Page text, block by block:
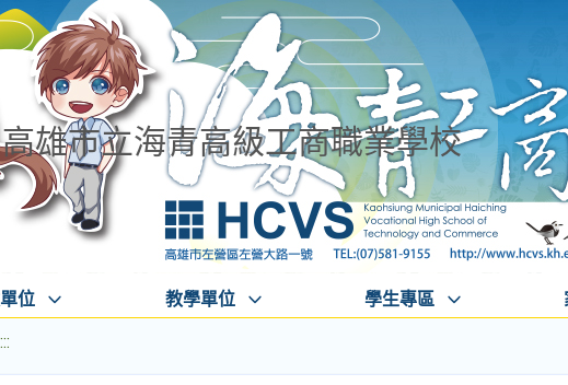
高雄市立海青高級工商職業學校
位 教學單位 學生專區
:::